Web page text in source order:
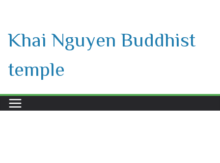
content
Khai Nguyen Buddhist
temple